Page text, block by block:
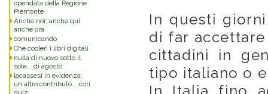
opendata della Regione
Piemonte
Anche noi, anche qui,
anche ora
comunicando
Che cooler! i libri digitali
nulla di nuovo sotto il
sole... di agosto.
lacassesi in evidenza:
un altro contributo... con
quiz
In questi
di far
cittadini in
tipo italiano o